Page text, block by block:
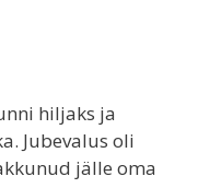
hiljaks ja
Jubevalus oli
jälle oma